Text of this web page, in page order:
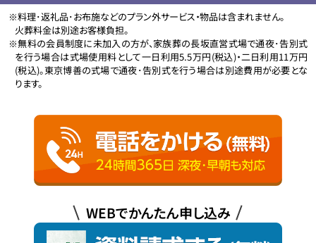
※料理･返礼品･お布施などのプラン外サービス・物品は含まれません。
火葬料金は別途お客様負担。
※無料の会員制度に未加入の方が、家族葬の長坂直営式場で通夜･告別式
を行う場合は式場使用料として一日利用5.5万円(税込)・二日利用11万円
(税込)。東京博善の式場で通夜･告別式を行う場合は別途費用が必要とな
ります。
WEBでかんたん申し込み